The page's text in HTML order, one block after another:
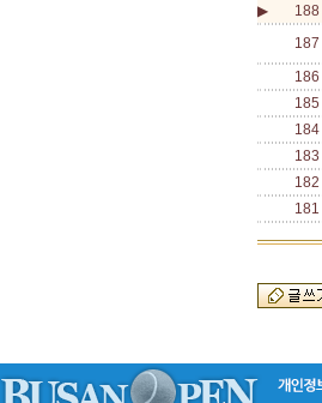
▶
188
187
186
185
184
183
182
181